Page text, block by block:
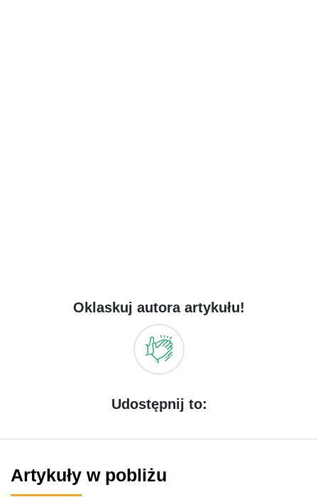
Oklaskuj autora artykułu!
Udostępnij to:
Artykuły w pobliżu